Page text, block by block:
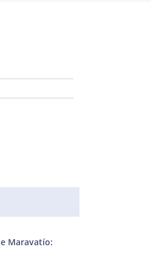
Maravatío: